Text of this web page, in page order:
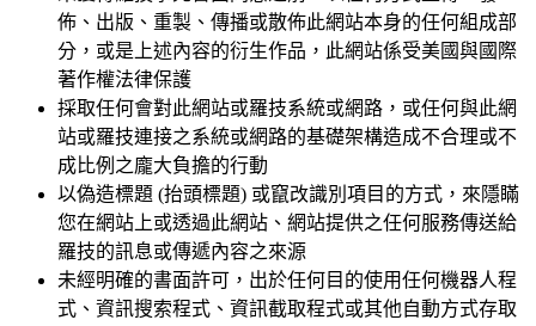
佈、出版、重製、傳播或散佈此網站本身的任何組成部
分，或是上述內容的衍生作品，此網站係受美國與國際
著作權法律保護
採取任何會對此網站或羅技系統或網路，或任何與此網
站或羅技連接之系統或網路的基礎架構造成不合理或不
成比例之龐大負擔的行動
以偽造標題 (抬頭標題) 或竄改識別項目的方式，來隱瞞
您在網站上或透過此網站、網站提供之任何服務傳送給
羅技的訊息或傳遞內容之來源
未經明確的書面許可，出於任何目的使用任何機器人程
式、資訊搜索程式、資訊截取程式或其他自動方式存取